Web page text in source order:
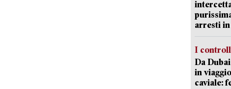
arresti in
I
Da
in
caviale: